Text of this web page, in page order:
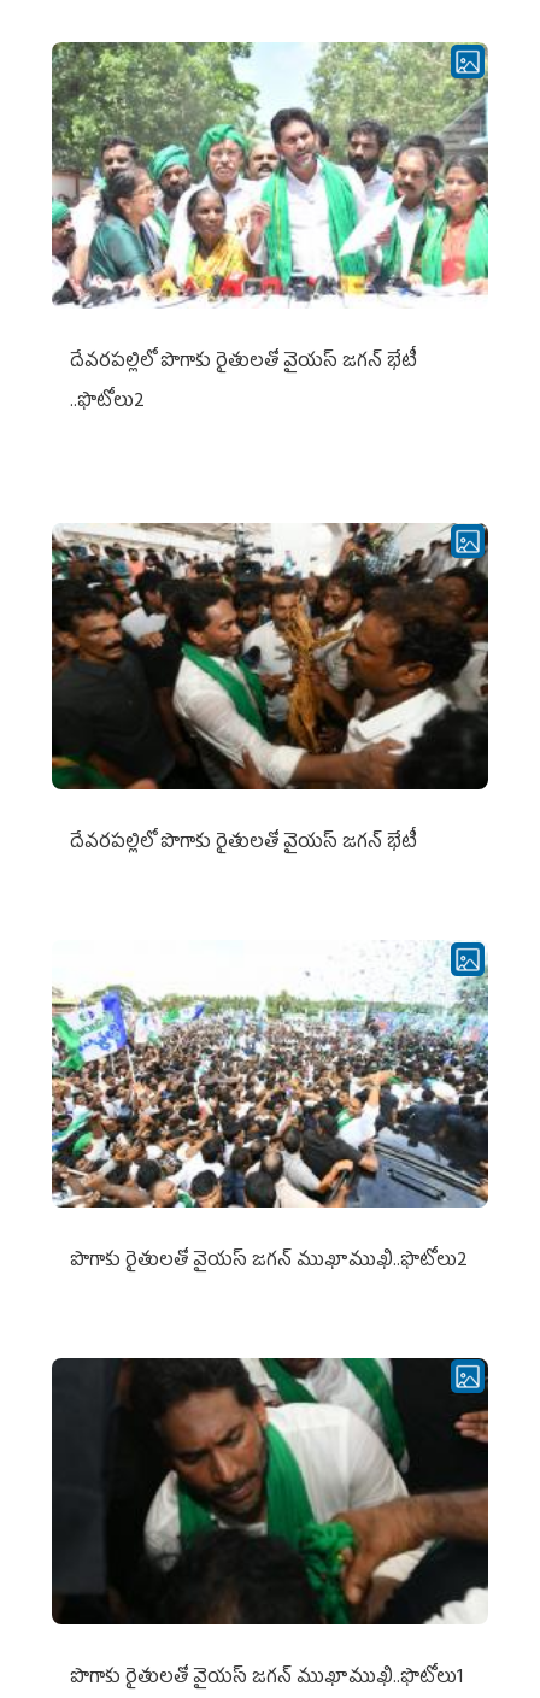
దేవరపల్లిలో పొగాకు రైతులతో వైయస్ జగన్ భేటీ
..ఫొటోలు2
దేవరపల్లిలో పొగాకు రైతులతో వైయస్ జగన్ భేటీ
పొగాకు రైతుల‌తో వైయ‌స్ జ‌గ‌న్ ముఖాముఖి..ఫొటోలు2
పొగాకు రైతుల‌తో వైయ‌స్ జ‌గ‌న్ ముఖాముఖి..ఫొటోలు1